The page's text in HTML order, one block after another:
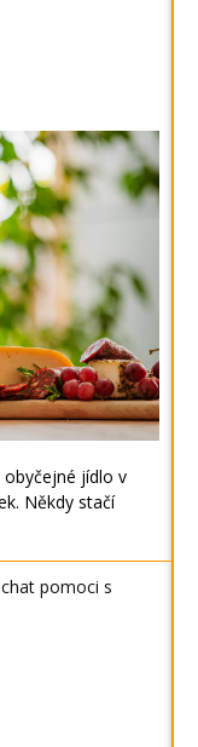
jídlo v
Někdy stačí
pomoci s